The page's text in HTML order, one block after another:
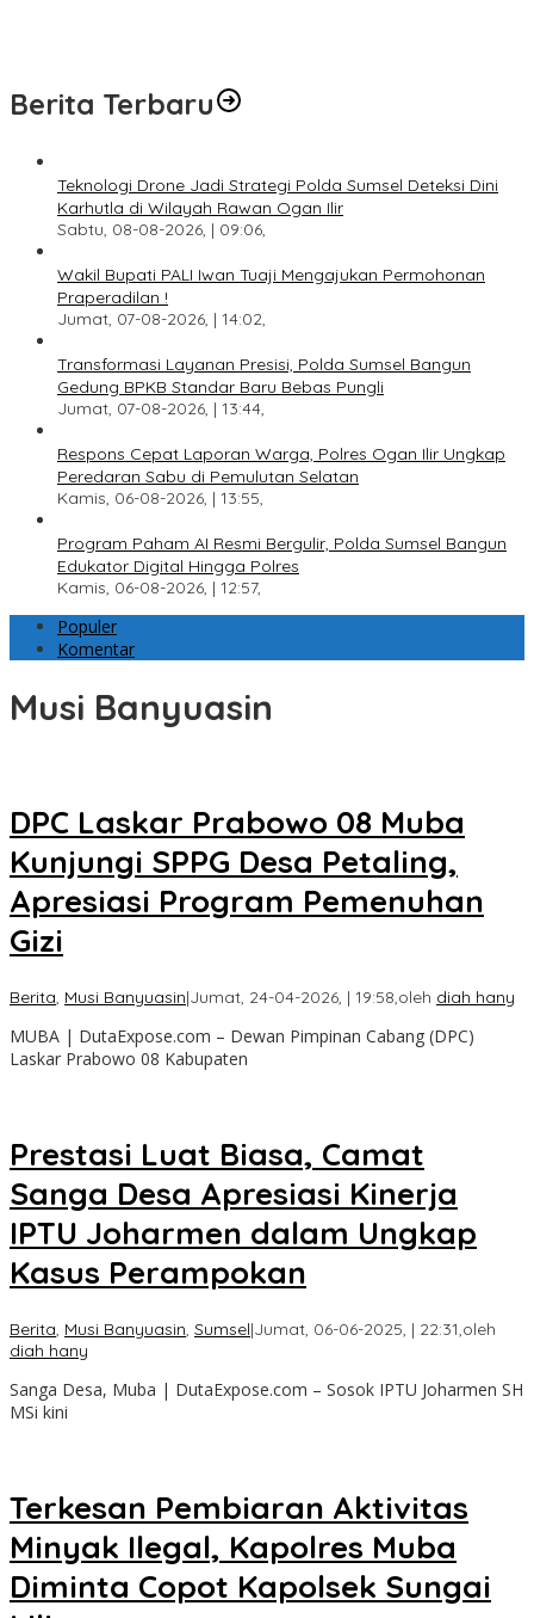
Berita Terbaru
Teknologi Drone Jadi Strategi Polda Sumsel Deteksi Dini
Karhutla di Wilayah Rawan Ogan Ilir
Sabtu, 08-08-2026, | 09:06,
Wakil Bupati PALI Iwan Tuaji Mengajukan Permohonan
Praperadilan !
Jumat, 07-08-2026, | 14:02,
Transformasi Layanan Presisi, Polda Sumsel Bangun
Gedung BPKB Standar Baru Bebas Pungli
Jumat, 07-08-2026, | 13:44,
Respons Cepat Laporan Warga, Polres Ogan Ilir Ungkap
Peredaran Sabu di Pemulutan Selatan
Kamis, 06-08-2026, | 13:55,
Program Paham AI Resmi Bergulir, Polda Sumsel Bangun
Edukator Digital Hingga Polres
Kamis, 06-08-2026, | 12:57,
Populer
Komentar
Musi Banyuasin
DPC Laskar Prabowo 08 Muba
Kunjungi SPPG Desa Petaling,
Apresiasi Program Pemenuhan
Gizi
Berita, Musi Banyuasin|Jumat, 24-04-2026, | 19:58,oleh diah hany
MUBA | DutaExpose.com – Dewan Pimpinan Cabang (DPC)
Laskar Prabowo 08 Kabupaten
Prestasi Luat Biasa, Camat
Sanga Desa Apresiasi Kinerja
IPTU Joharmen dalam Ungkap
Kasus Perampokan
Berita, Musi Banyuasin, Sumsel|Jumat, 06-06-2025, | 22:31,oleh
diah hany
Sanga Desa, Muba | DutaExpose.com – Sosok IPTU Joharmen SH
MSi kini
Terkesan Pembiaran Aktivitas
Minyak Ilegal, Kapolres Muba
Diminta Copot Kapolsek Sungai